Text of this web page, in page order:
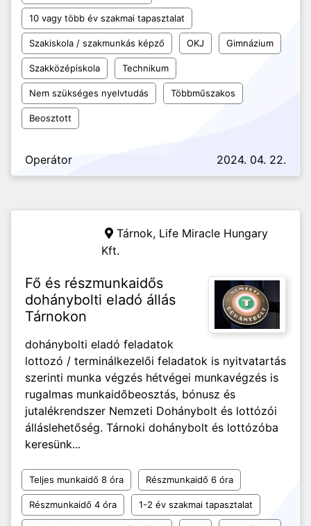
10 vagy több év szakmai tapasztalat
Szakiskola / szakmunkás képző OKJ Gimnázium
Szakközépiskola Technikum
Nem szükséges nyelvtudás Többműszakos
Beosztott
Operátor 2024. 04. 22.
Tárnok, Life Miracle Hungary
Kft.
Fő és részmunkaidős
dohánybolti eladó állás
Tárnokon
dohánybolti eladó feladatok
lottozó / terminálkezelői feladatok is nyitvatartás
szerinti munka végzés hétvégei munkavégzés is
rugalmas munkaidőbeosztás, bónusz és
jutalékrendszer Nemzeti Dohánybolt és lottózói
álláslehetőség. Tárnoki dohánybolt és lottózóba
keresünk...
Teljes munkaidő 8 óra Részmunkaidő 6 óra
Részmunkaidő 4 óra 1-2 év szakmai tapasztalat